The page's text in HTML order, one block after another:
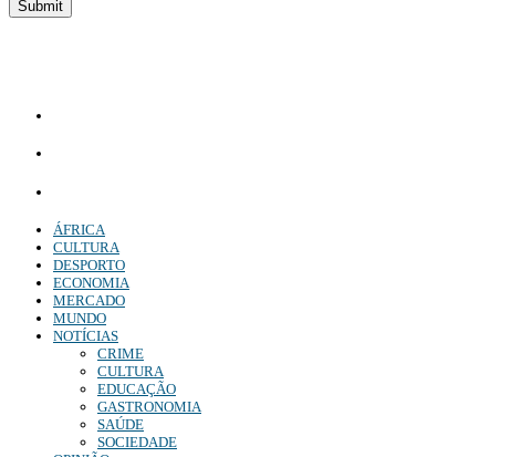
ÁFRICA
CULTURA
DESPORTO
ECONOMIA
MERCADO
MUNDO
NOTÍCIAS
CRIME
CULTURA
EDUCAÇÃO
GASTRONOMIA
SAÚDE
SOCIEDADE